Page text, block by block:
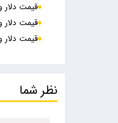
قیمت دلار و
قیمت دلار و
قیمت دلار و
نظر شما